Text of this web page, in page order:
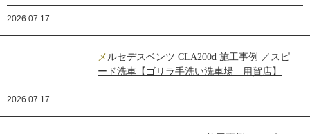
2026.07.17
メルセデスベンツ CLA200d 施工事例 ／スピ
ード洗車【ゴリラ手洗い洗車場 用賀店】
2026.07.17